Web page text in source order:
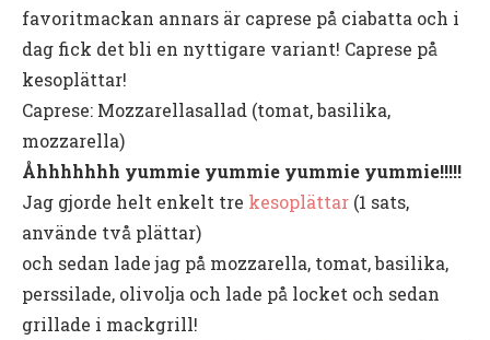
favoritmackan annars är caprese på ciabatta och i
dag fick det bli en nyttigare variant! Caprese på
kesoplättar!
Caprese: Mozzarellasallad (tomat, basilika,
mozzarella)
Åhhhhhhh yummie yummie yummie yummie!!!!!
Jag gjorde helt enkelt tre kesoplättar (1 sats,
använde två plättar)
och sedan lade jag på mozzarella, tomat, basilika,
perssilade, olivolja och lade på locket och sedan
grillade i mackgrill!